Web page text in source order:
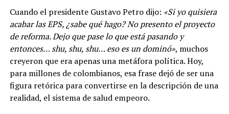
Cuando el presidente Gustavo Petro dijo: «Si yo quisiera
acabar las EPS, ¿sabe qué hago? No presento el proyecto
de reforma. Dejo que pase lo que está pasando y
entonces… shu, shu, shu… eso es un dominó», muchos
creyeron que era apenas una metáfora política. Hoy,
para millones de colombianos, esa frase dejó de ser una
figura retórica para convertirse en la descripción de una
realidad, el sistema de salud empeoro.